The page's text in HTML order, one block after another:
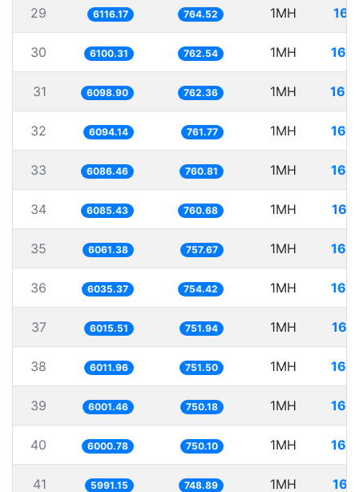
29 6116.17 764.52 1MH
30 6100.31 762.54 1MH
31 6098.90 762.36 1MH
32 6094.14 761.77 1MH
33 6086.46 760.81 1MH
34 6085.43 760.68 1MH
35 6061.38 757.67 1MH
36 6035.37 754.42 1MH
37 6015.51 751.94 1MH
38 6011.96 751.50 1MH
39 6001.46 750.18 1MH
40 6000.78 750.10 1MH
41 5991.15 748.89 1MH